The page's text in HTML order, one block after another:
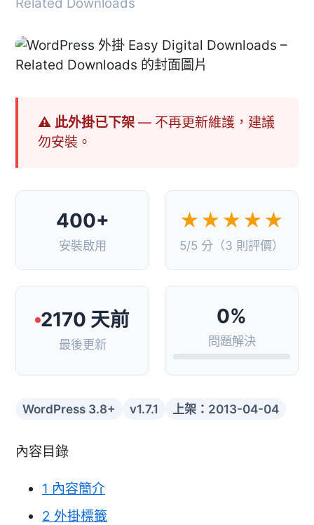
⚠ 此外掛已下架— 不再更新維護，建議
勿安裝。
400+
安裝啟用
★★★★★
5/5 分（3 則評價）
2170 天前
最後更新
0%
問題解決
WordPress 3.8+ v1.7.1 上架：2013-04-04
內容目錄
1 內容簡介
2 外掛標籤